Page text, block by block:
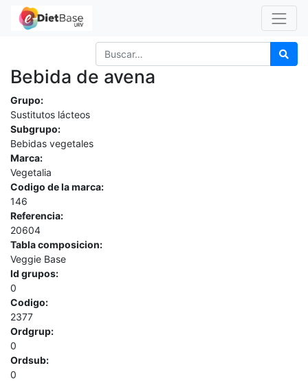
Bebida de avena
Grupo:
Sustitutos lácteos
Subgrupo:
Bebidas vegetales
Marca:
Vegetalia
Codigo de la marca:
146
Referencia:
20604
Tabla composicion:
Veggie Base
Id grupos:
0
Codigo:
2377
Ordgrup:
0
Ordsub:
0